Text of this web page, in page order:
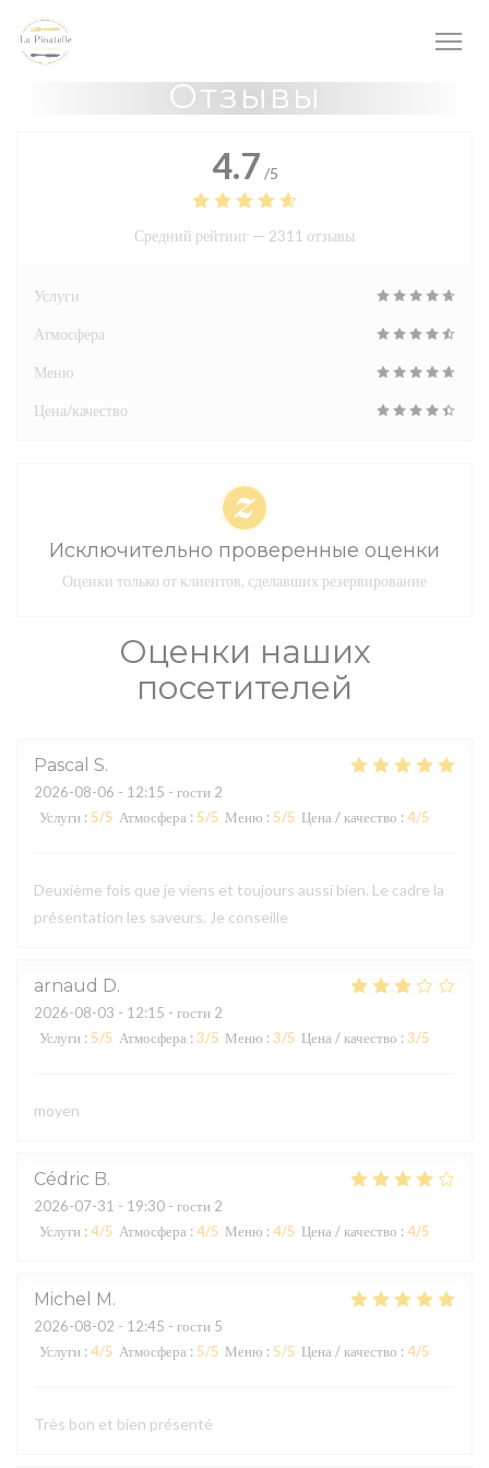
Панель управления cookies
Отзывы
Оценки наших
посетителей
Pascal S
2026-08-06 - 12:15 - гости 2
Услуги : 5/5 Атмосфера : 5/5 Меню : 5/5 Цена / качество : 4/5
Deuxième fois que je viens et toujours aussi bien. Le cadre la
présentation les saveurs. Je conseille
arnaud D
2026-08-03 - 12:15 - гости 2
Услуги : 5/5 Атмосфера : 3/5 Меню : 3/5 Цена / качество : 3/5
moyen
Cédric B
2026-07-31 - 19:30 - гости 2
Услуги : 4/5 Атмосфера : 4/5 Меню : 4/5 Цена / качество : 4/5
Michel M
2026-08-02 - 12:45 - гости 5
Услуги : 4/5 Атмосфера : 5/5 Меню : 5/5 Цена / качество : 4/5
Très bon et bien présenté
4.7 /5
Средний рейтинг — 2311 отзывы
Услуги
Атмосфера
Меню
Цена/качество
Исключительно проверенные оценки
Оценки только от клиентов, сделавших резервирование